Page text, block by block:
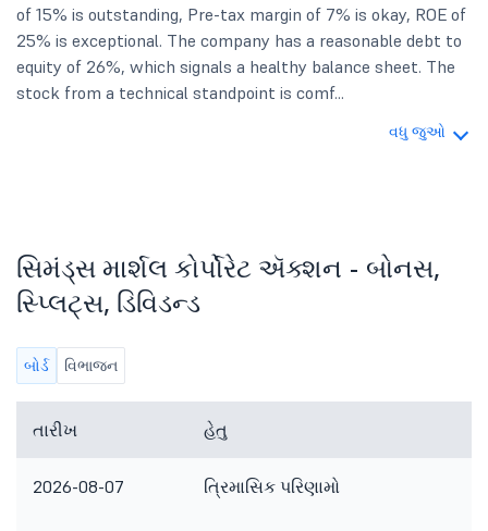
of 15% is outstanding, Pre-tax margin of 7% is okay, ROE of
25% is exceptional. The company has a reasonable debt to
equity of 26%, which signals a healthy balance sheet. The
stock from a technical standpoint is comf...
વધુ જુઓ
સિમંડ્સ માર્શલ કોર્પોરેટ ઍક્શન - બોનસ,
સ્પ્લિટ્સ, ડિવિડન્ડ
બોર્ડ વિભાજન
તારીખ હેતુ
2026-08-07 ત્રિમાસિક પરિણામો